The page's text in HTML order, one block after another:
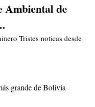
Ambiental de
Tristes noticas desde